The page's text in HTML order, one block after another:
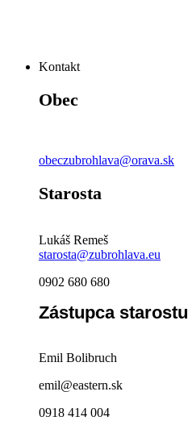
Kontakt
Obec
obeczubrohlava@orava.sk
Starosta
Lukáš Remeš
starosta@zubrohlava.eu
0902 680 680
Zástupca starostu
Emil Bolibruch
emil@eastern.sk
0918 414 004